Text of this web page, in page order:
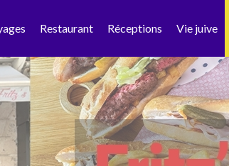
Restaurant Réceptions Vie juive